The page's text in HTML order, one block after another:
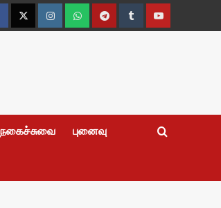
TwitterInstagramWhatsappTelegramTumblrYouTube
நகைச்சுவை புனைவு